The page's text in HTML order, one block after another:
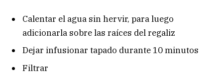
Calentar el agua sin hervir, para luego
adicionarla sobre las raíces del regaliz
Dejar infusionar tapado durante 10 minutos
Filtrar